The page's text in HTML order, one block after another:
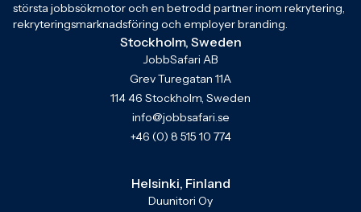
största jobbsökmotor och en betrodd partner inom rekrytering,
rekryteringsmarknadsföring och employer branding.
Stockholm, Sweden
JobbSafari AB
Grev Turegatan 11A
114 46 Stockholm, Sweden
info@jobbsafari.se
+46 (0) 8 515 10 774
Helsinki, Finland
Duunitori Oy